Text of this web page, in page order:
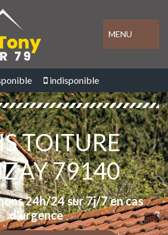
MENU
indisponible
TOITURE
79140
24h/24 sur 7j/7 en cas
d'urgence